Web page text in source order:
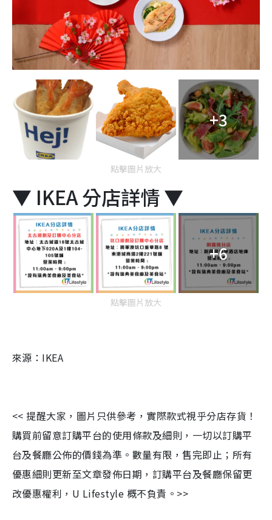
+3
點擊圖片放大
▼ IKEA 分店詳情 ▼
+6
點擊圖片放大
來源：IKEA
<< 提醒大家，圖片只供參考，實際款式視乎分店存貨！
購買前留意訂購平台的使用條款及細則，一切以訂購平
台及餐廳公佈的價錢為準。數量有限，售完即止；所有
優惠細則更新至文章發佈日期，訂購平台及餐廳保留更
改優惠權利，U Lifestyle 概不負責。>>